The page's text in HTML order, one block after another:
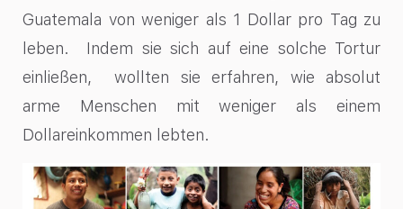
Guatemala von weniger als 1 Dollar pro Tag zu
leben. Indem sie sich auf eine solche Tortur
einließen, wollten sie erfahren, wie absolut
arme Menschen mit weniger als einem
Dollareinkommen lebten.